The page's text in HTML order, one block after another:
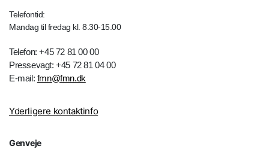
Telefontid:
Mandag til fredag kl. 8.30-15.00
Telefon: +45 72 81 00 00
Pressevagt: +45 72 81 04 00
E-mail: fmn@fmn.dk
Yderligere kontaktinfo
Genveje